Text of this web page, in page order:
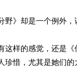
》却是一个例外
这样的感觉，还是
惜，尤其是她们